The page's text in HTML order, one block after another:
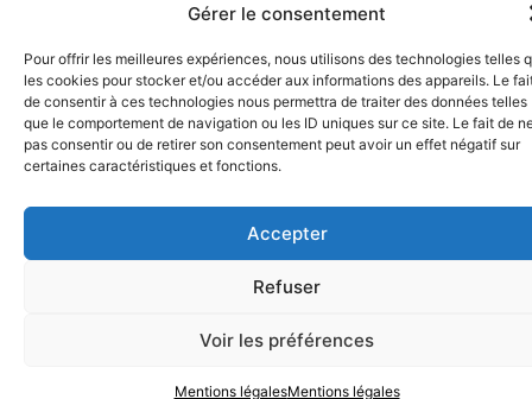
Gérer le consentement
Pour offrir les meilleures expériences, nous utilisons des technologies telles
les cookies pour stocker et/ou accéder aux informations des appareils. Le
de consentir à ces technologies nous permettra de traiter des données telles
que le comportement de navigation ou les ID uniques sur ce site. Le fait de
pas consentir ou de retirer son consentement peut avoir un effet négatif sur
certaines caractéristiques et fonctions.
Accepter
Refuser
Voir les préférences
Mentions légalesMentions légales
Facebook
reproduction et d’adaptation réservés. ©